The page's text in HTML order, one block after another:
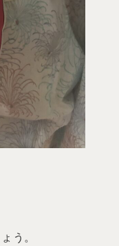
う。